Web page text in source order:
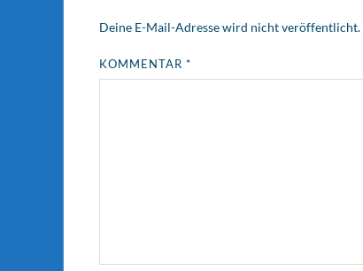
Deine E-Mail-Adresse wird nicht veröffentlicht.
KOMMENTAR*